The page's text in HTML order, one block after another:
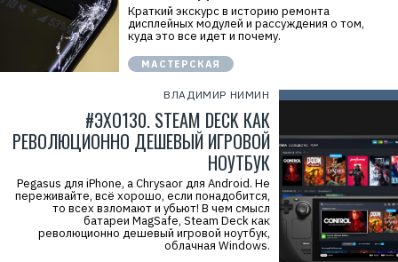
Краткий экскурс в историю ремонта
дисплейных модулей и рассуждения о том,
куда это все идет и почему.
МАСТЕРСКАЯ
ВЛАДИМИР НИМИН
#ЭХО130. STEAM DECK КАК
РЕВОЛЮЦИОННО ДЕШЕВЫЙ ИГРОВОЙ
НОУТБУК
Pegasus для iPhone, а Chrysaor для Android. Не
переживайте, всё хорошо, если понадобится,
то всех взломают и убьют! В чем смысл
батареи MagSafe, Steam Deck как
революционно дешевый игровой ноутбук,
облачная Windows.